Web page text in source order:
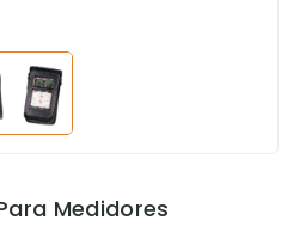
Medidores